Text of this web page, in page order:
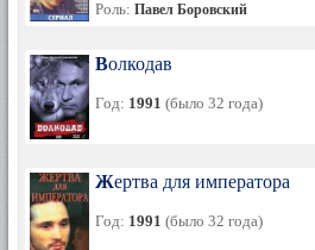
Роль: Павел Боровский
Волкодав
Год: 1991 (было 32 года)
Жертва для императора
Год: 1991 (было 32 года)